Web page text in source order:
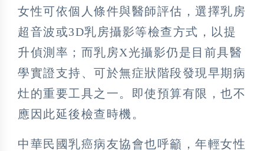
女性可依個人條件與醫師評估，選擇乳房
超音波或3D乳房攝影等檢查方式，以提
升偵測率；而乳房X光攝影仍是目前具醫
學實證支持、可於無症狀階段發現早期病
灶的重要工具之一。即使預算有限，也不
應因此延後檢查時機。
中華民國乳癌病友協會也呼籲，年輕女性